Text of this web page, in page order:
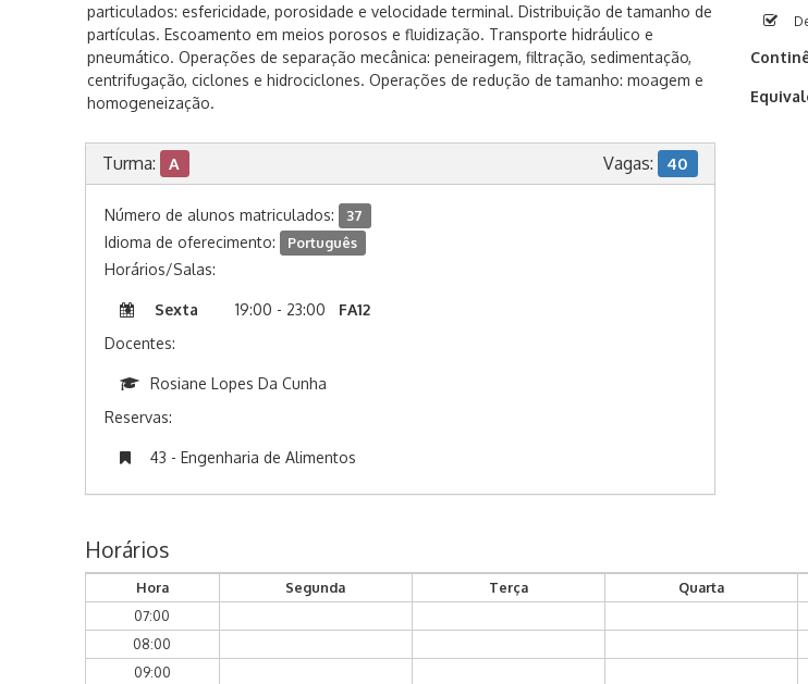
particulados: esfericidade, porosidade e velocidade terminal. Distribuição de tamanho de
partículas. Escoamento em meios porosos e fluidização. Transporte hidráulico e
pneumático. Operações de separação mecânica: peneiragem, filtração, sedimentação,
centrifugação, ciclones e hidrociclones. Operações de redução de tamanho: moagem e
homogeneização.
Turma: A Vagas: 40
Número de alunos matriculados: 37
Idioma de oferecimento: Português
Horários/Salas:
Sexta 19:00 - 23:00
FA12
Docentes:
Rosiane Lopes Da Cunha
Reservas:
43 - Engenharia de Alimentos
Horários
Hora Segunda Terça Quarta
07:00
08:00
09:00